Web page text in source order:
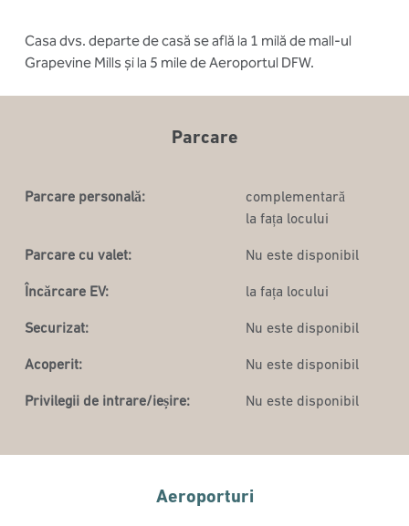
Casa dvs. departe de casă se află la 1 milă de mall-ul
Grapevine Mills și la 5 mile de Aeroportul DFW.
Parcare
Parcare personală:
complementară
la fața locului
Parcare cu valet: Nu este disponibil
Încărcare EV: la fața locului
Securizat: Nu este disponibil
Acoperit: Nu este disponibil
Privilegii de intrare/ieșire: Nu este disponibil
Aeroporturi